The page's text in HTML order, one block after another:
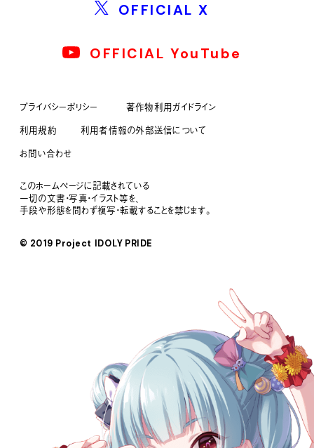
OFFICIAL X
OFFICIAL YouTube
プライバシーポリシー
著作物利用ガイドライン
利用規約
利用者情報の外部送信について
お問い合わせ
このホームページに記載されている
一切の文書・写真・イラスト等を、
手段や形態を問わず複写・転載することを禁じます。
© 2019 Project IDOLY PRIDE